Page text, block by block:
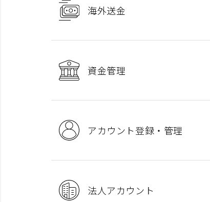
海外送金
資金管理
アカウント登録・管理
法人アカウント